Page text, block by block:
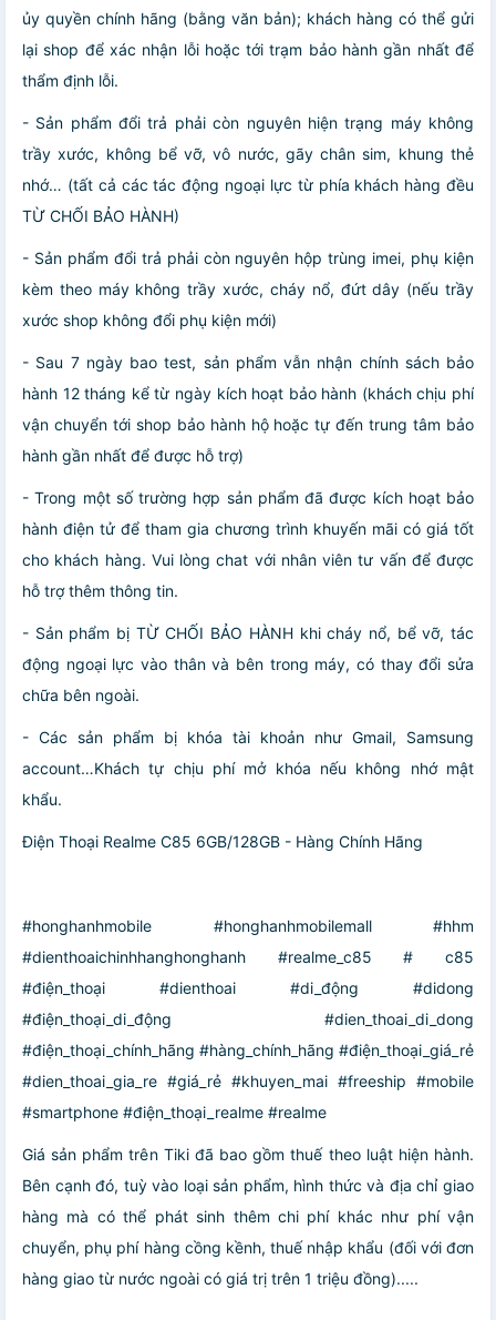
ủy quyền chính hãng (bằng văn bản); khách hàng có thể gửi
lại shop để xác nhận lỗi hoặc tới trạm bảo hành gần nhất để
thẩm định lỗi.
- Sản phẩm đổi trả phải còn nguyên hiện trạng máy không
trầy xước, không bể vỡ, vô nước, gãy chân sim, khung thẻ
nhớ… (tất cả các tác động ngoại lực từ phía khách hàng đều
TỪ CHỐI BẢO HÀNH)
- Sản phẩm đổi trả phải còn nguyên hộp trùng imei, phụ kiện
kèm theo máy không trầy xước, cháy nổ, đứt dây (nếu trầy
xước shop không đổi phụ kiện mới)
- Sau 7 ngày bao test, sản phẩm vẫn nhận chính sách bảo
hành 12 tháng kể từ ngày kích hoạt bảo hành (khách chịu phí
vận chuyển tới shop bảo hành hộ hoặc tự đến trung tâm bảo
hành gần nhất để được hỗ trợ)
- Trong một số trường hợp sản phẩm đã được kích hoạt bảo
hành điện tử để tham gia chương trình khuyến mãi có giá tốt
cho khách hàng. Vui lòng chat với nhân viên tư vấn để được
hỗ trợ thêm thông tin.
- Sản phẩm bị TỪ CHỐI BẢO HÀNH khi cháy nổ, bể vỡ, tác
động ngoại lực vào thân và bên trong máy, có thay đổi sửa
chữa bên ngoài.
- Các sản phẩm bị khóa tài khoản như Gmail, Samsung
account…Khách tự chịu phí mở khóa nếu không nhớ mật
khẩu.
Điện Thoại Realme C85 6GB/128GB - Hàng Chính Hãng
#honghanhmobile #honghanhmobilemall #hhm
#dienthoaichinhhanghonghanh #realme_c85 # c85
#điện_thoại #dienthoai #di_động #didong
#điện_thoại_di_động #dien_thoai_di_dong
#điện_thoại_chính_hãng #hàng_chính_hãng #điện_thoại_giá_rẻ
#dien_thoai_gia_re #giá_rẻ #khuyen_mai #freeship #mobile
#smartphone #điện_thoại_realme #realme
Giá sản phẩm trên Tiki đã bao gồm thuế theo luật hiện hành.
Bên cạnh đó, tuỳ vào loại sản phẩm, hình thức và địa chỉ giao
hàng mà có thể phát sinh thêm chi phí khác như phí vận
chuyển, phụ phí hàng cồng kềnh, thuế nhập khẩu (đối với đơn
hàng giao từ nước ngoài có giá trị trên 1 triệu đồng).....